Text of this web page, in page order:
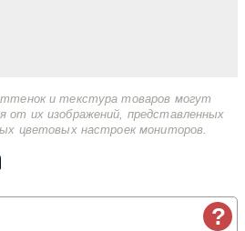
и текстура товаров могут
от их изображений, представленных
цветовых настроек мониторов.
?